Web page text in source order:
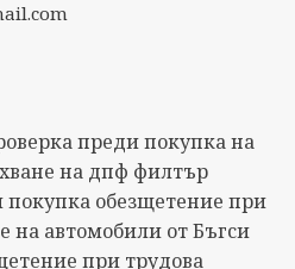
преди покупка на
на дпф филтър
покупка обезщетение при
на автомобили от Бъгси
при трудова